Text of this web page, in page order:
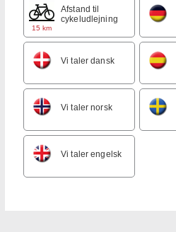
15 km
Afstand til
cykeludlejning
Vi taler dansk
Vi taler norsk
Vi taler engelsk